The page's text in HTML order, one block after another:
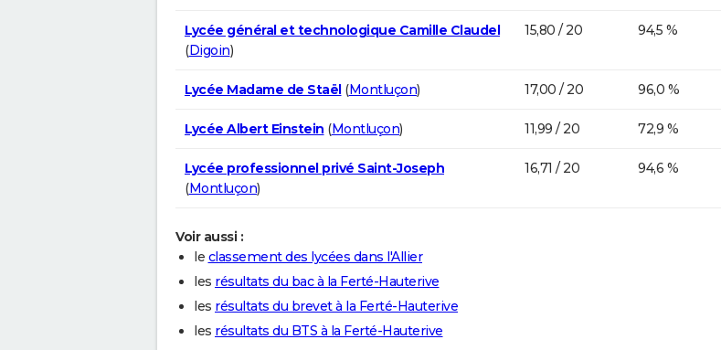
Lycée général et technologique Camille Claudel
(Digoin)
15,80 / 20 94,5 %
Lycée Madame de Staël(Montluçon) 17,00 / 20 96,0 %
Lycée Albert Einstein (Montluçon) 11,99 / 20 72,9 %
Lycée professionnel privé Saint-Joseph
(Montluçon)
16,71 / 20 94,6 %
Voir aussi :
le classement des lycées dans l'Allier
les résultats du bac à la Ferté-Hauterive
les résultats du brevet à la Ferté-Hauterive
les résultats du BTS à la Ferté-Hauterive